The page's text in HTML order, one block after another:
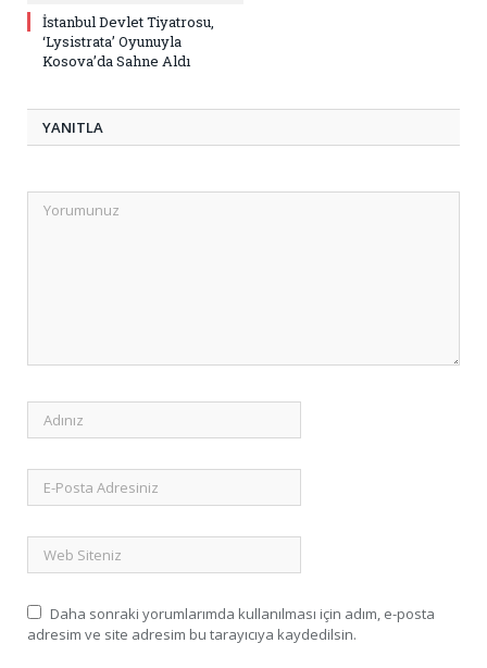
İstanbul Devlet Tiyatrosu,
‘Lysistrata’ Oyunuyla
Kosova’da Sahne Aldı
YANITLA
Daha sonraki yorumlarımda kullanılması için adım, e-posta
adresim ve site adresim bu tarayıcıya kaydedilsin.